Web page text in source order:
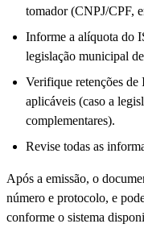
tomador (CNPJ/CPF,
Informe a alíquota do
legislação municipal
Verifique retenções de
aplicáveis (caso a
complementares).
Revise todas as
Após a emissão, o
número e protocolo, e
conforme o sistema